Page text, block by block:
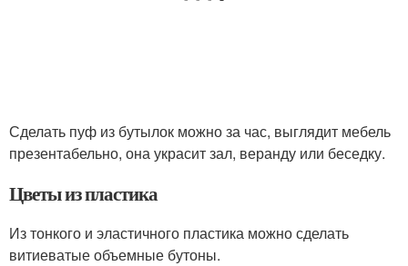
Сделать пуф из бутылок можно за час, выглядит мебель
презентабельно, она украсит зал, веранду или беседку.
Цветы из пластика
Из тонкого и эластичного пластика можно сделать
витиеватые объемные бутоны.